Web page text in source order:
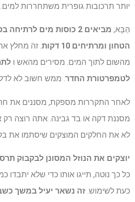
יותר תרכובות גופרית משתחררות למים.
הַבָּא,
מביאים 2 כוסות מים
הטחון ומרתיחים 10 דקות
. זה מחלץ
מהשום לתוך המים. מסירים מהאש ו
לטמפרטורת החדר. ממש חשוב לא
לאחר התקררות מספקת, מסננים את
מסננת דקה או בד גבינה. אתה רוצה
לא את החלקים המוצקים שיסתמו את
יוצקים את הנוזל המסונן לבקבוק
כל כך נוטה, תייגו אותו כדי שלא יתבדו
כעת לשימוש. זה נשאר יעיל במשך